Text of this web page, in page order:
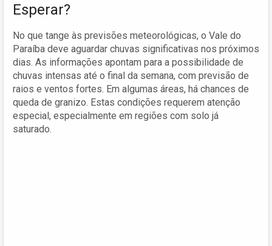
Esperar?
No que tange às previsões meteorológicas, o Vale do
Paraíba deve aguardar chuvas significativas nos próximos
dias. As informações apontam para a possibilidade de
chuvas intensas até o final da semana, com previsão de
raios e ventos fortes. Em algumas áreas, há chances de
queda de granizo. Estas condições requerem atenção
especial, especialmente em regiões com solo já
saturado.